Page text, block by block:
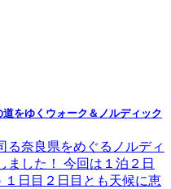
道をゆくウォーク＆ノルディック
る奈良県をめぐるノルディ
ました！ 今回は１泊２日
日目２日目とも天候に恵